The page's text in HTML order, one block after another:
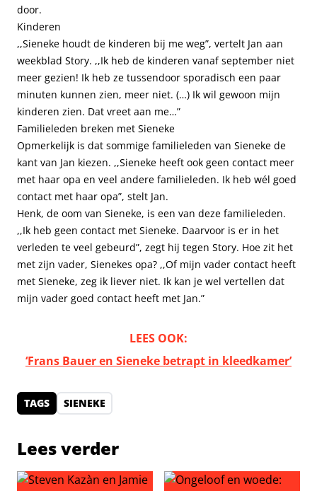
door.
Kinderen
,,Sieneke houdt de kinderen bij me weg”, vertelt Jan aan
weekblad Story. ,,Ik heb de kinderen vanaf september niet
meer gezien! Ik heb ze tussendoor sporadisch een paar
minuten kunnen zien, meer niet. (…) Ik wil gewoon mijn
kinderen zien. Dat vreet aan me…”
Familieleden breken met Sieneke
Opmerkelijk is dat sommige familieleden van Sieneke de
kant van Jan kiezen. ,,Sieneke heeft ook geen contact meer
met haar opa en veel andere familieleden. Ik heb wél goed
contact met haar opa”, stelt Jan.
Henk, de oom van Sieneke, is een van deze familieleden.
,,Ik heb geen contact met Sieneke. Daarvoor is er in het
verleden te veel gebeurd”, zegt hij tegen Story. Hoe zit het
met zijn vader, Sienekes opa? ,,Of mijn vader contact heeft
met Sieneke, zeg ik liever niet. Ik kan je wel vertellen dat
mijn vader goed contact heeft met Jan.”
LEES OOK:
‘Frans Bauer en Sieneke betrapt in kleedkamer’
TAGS SIENEKE
Lees verder